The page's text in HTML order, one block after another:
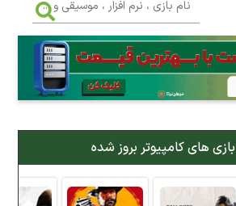
و اطلاعات ما را در کانال رسمی دانلود در
بازی
،
نرم
افزار
،
موسیقی
...
بازی های کامپیوتر بروز شده